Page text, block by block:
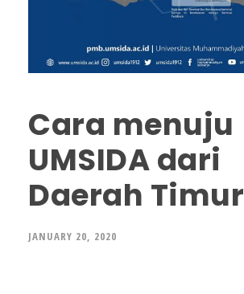
Cara menuju
UMSIDA dari
Daerah Timur
JANUARY 20, 2020